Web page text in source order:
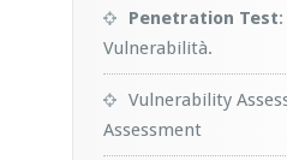
Penetration Test
Vulnerabilità.
Vulnerability
Assessment